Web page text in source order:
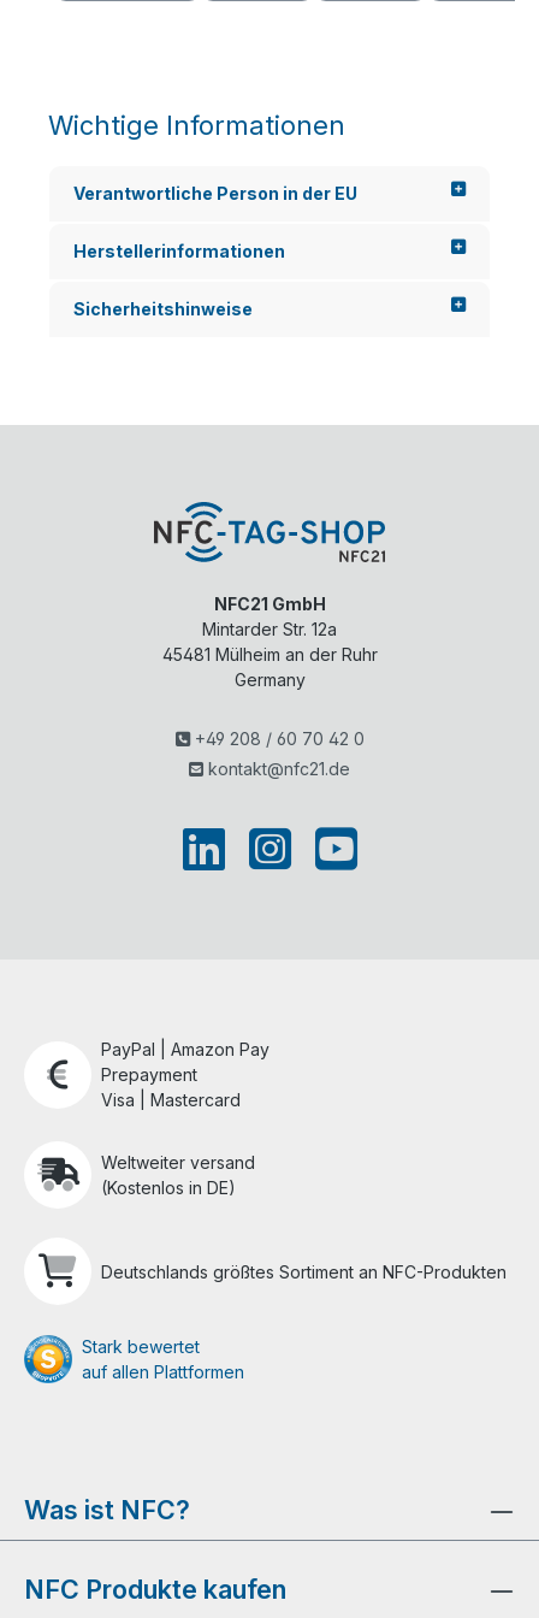
Wichtige Informationen
Verantwortliche Person in der EU
Herstellerinformationen
Sicherheitshinweise
NFC21 GmbH
Mintarder Str. 12a
45481 Mülheim an der Ruhr
Germany
+49 208 / 60 70 42 0
kontakt@nfc21.de
PayPal | Amazon Pay
Prepayment
Visa | Mastercard
Weltweiter versand
(Kostenlos in DE)
Deutschlands größtes Sortiment an NFC-Produkten
Stark bewertet
auf allen Plattformen
Was ist NFC?
NFC Produkte kaufen